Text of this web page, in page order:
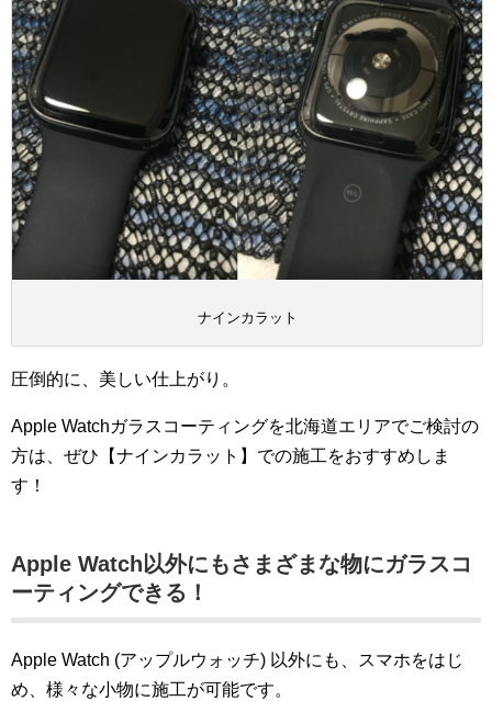
ナインカラット
圧倒的に、美しい仕上がり。
Apple Watchガラスコーティングを北海道エリアでご検討の
方は、ぜひ【ナインカラット】での施工をおすすめしま
す！
Apple Watch以外にもさまざまな物にガラスコ
ーティングできる！
Apple Watch (アップルウォッチ) 以外にも、スマホをはじ
め、様々な小物に施工が可能です。